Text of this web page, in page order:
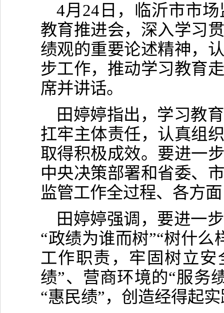
4月24日，临沂市市
教育推进会，深入学习
绩观的重要论述精神，
步工作，推动学习教育
席并讲话。
田婷婷指出，学习教
扛牢主体责任，认真组
取得积极成效。要进一
中央决策部署和省委、
监管工作全过程、各方
田婷婷强调，要进一
“政绩为谁而树”“树什么
工作职责，牢固树立
绩”、营商环境的“服务
“惠民绩”，创造经得起